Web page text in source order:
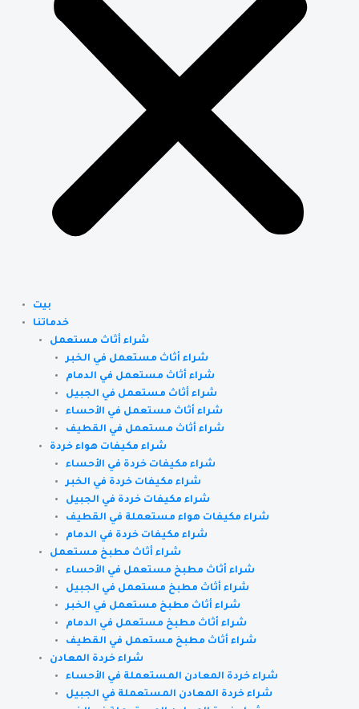
بيت
خدماتنا
شراء أثاث مستعمل
شراء أثاث مستعمل في الخبر
شراء أثاث مستعمل في الدمام
شراء أثاث مستعمل في الجبيل
شراء أثاث مستعمل في الأحساء
شراء أثاث مستعمل في القطيف
شراء مكيفات هواء خردة
شراء مكيفات خردة في الأحساء
شراء مكيفات خردة في الخبر
شراء مكيفات خردة في الجبيل
شراء مكيفات هواء مستعملة في القطيف
شراء مكيفات خردة في الدمام
شراء أثاث مطبخ مستعمل
شراء أثاث مطبخ مستعمل في الأحساء
شراء أثاث مطبخ مستعمل في الجبيل
شراء أثاث مطبخ مستعمل في الخبر
شراء أثاث مطبخ مستعمل في الدمام
شراء أثاث مطبخ مستعمل في القطيف
شراء خردة المعادن
شراء خردة المعادن المستعملة في الأحساء
شراء خردة المعادن المستعملة في الجبيل